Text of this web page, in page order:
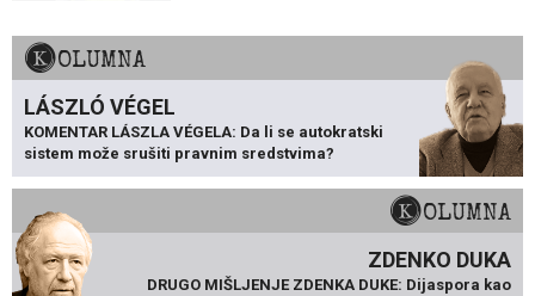
KOLUMNA
LÁSZLÓ VÉGEL
KOMENTAR LÁSZLA VÉGELA: Da li se autokratski
sistem može srušiti pravnim sredstvima?
KOLUMNA
ZDENKO DUKA
DRUGO MIŠLJENJE ZDENKA DUKE: Dijaspora kao